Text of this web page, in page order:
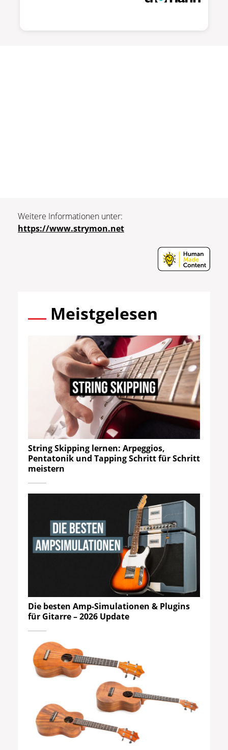
Weitere Informationen unter:
https://www.strymon.net
Meistgelesen
String Skipping lernen: Arpeggios,
Pentatonik und Tapping Schritt für Schritt
meistern
Die besten Amp-Simulationen & Plugins
für Gitarre – 2026 Update